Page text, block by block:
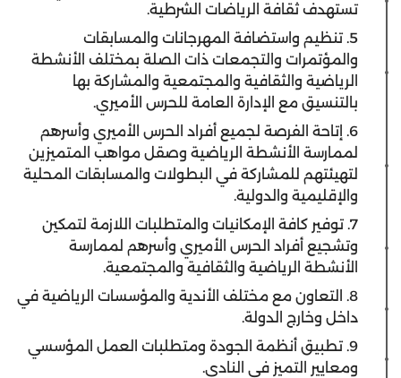
تستهدف ثقافة الرياضات الشرطية.
5. تنظيم واستضافة المهرجانات والمسابقات
والمؤتمرات والتجمعات ذات الصلة بمختلف الأنشطة
الرياضية والثقافية والمجتمعية والمشاركة بها
بالتنسيق مع الإدارة العامة للحرس الأميري.
6. إتاحة الفرصة لجميع أفراد الحرس الأميري وأسرهم
لممارسة الأنشطة الرياضية وصقل مواهب المتميزين
لتهيئتهم للمشاركة في البطولات والمسابقات المحلية
والإقليمية والدولية.
7. توفير كافة الإمكانيات والمتطلبات اللازمة لتمكين
وتشجيع أفراد الحرس الأميري وأسرهم لممارسة
الأنشطة الرياضية والثقافية والمجتمعية.
8. التعاون مع مختلف الأندية والمؤسسات الرياضية في
داخل وخارج الدولة.
9. تطبيق أنظمة الجودة ومتطلبات العمل المؤسسي
ومعايير التميز في النادي.